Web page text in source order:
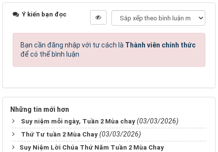
Ý kiến bạn đọc
Bạn cần đăng nhập với tư cách là Thành viên chính thức
để có thể bình luận
Những tin mới hơn
Suy niệm mỗi ngày, Tuần 2 Mùa chay (03/03/2026)
Thứ Tư tuần 2 Mùa Chay (03/03/2026)
​​​​​​​Suy Niệm Lời Chúa Thứ Năm Tuần 2 Mùa Chay